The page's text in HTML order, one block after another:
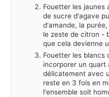
Fouetter les jaunes
de sucre d'agave
d'amande, la
le zeste de citron -
que cela devienne
Fouetter les blancs
incorporer un quart
délicatement avec
reste en 3 fois en
l'ensemble soit